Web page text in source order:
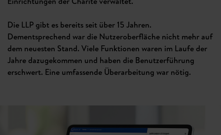
Die LLP gibt es bereits seit über 15 Jahren.
Dementsprechend war die Nutzeroberfläche nicht mehr auf
dem neuesten Stand. Viele Funktionen waren im Laufe der
Jahre dazugekommen und haben die Benutzerführung
erschwert. Eine umfassende Überarbeitung war nötig.